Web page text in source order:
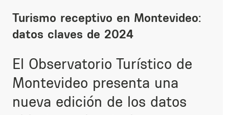
Turismo receptivo en Montevideo:
datos claves de 2024
El Observatorio Turístico de
Montevideo presenta una
nueva edición de los datos